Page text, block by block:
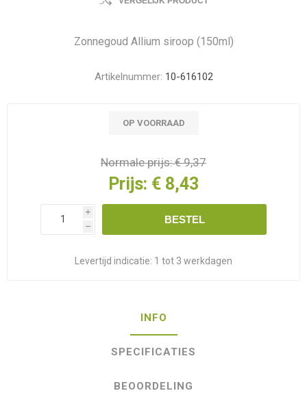
Zonnegoud Allium siroop (150ml)
Artikelnummer: 10-616102
OP VOORRAAD
Normale prijs:€ 9,37
Prijs: € 8,43
i
h
BESTEL
Levertijd indicatie: 1 tot 3 werkdagen
INFO
SPECIFICATIES
BEOORDELING